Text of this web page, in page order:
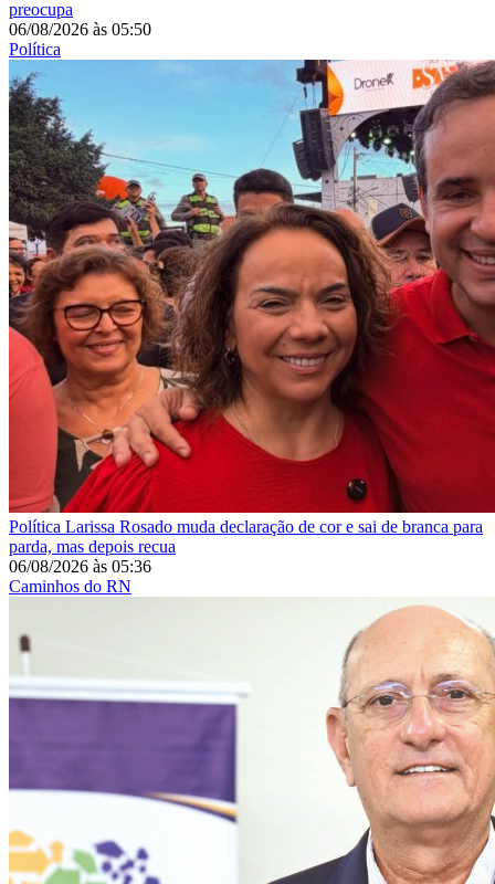
preocupa
06/08/2026 às 05:50
Política
Política Larissa Rosado muda declaração de cor e sai de branca para
parda, mas depois recua
06/08/2026 às 05:36
Caminhos do RN